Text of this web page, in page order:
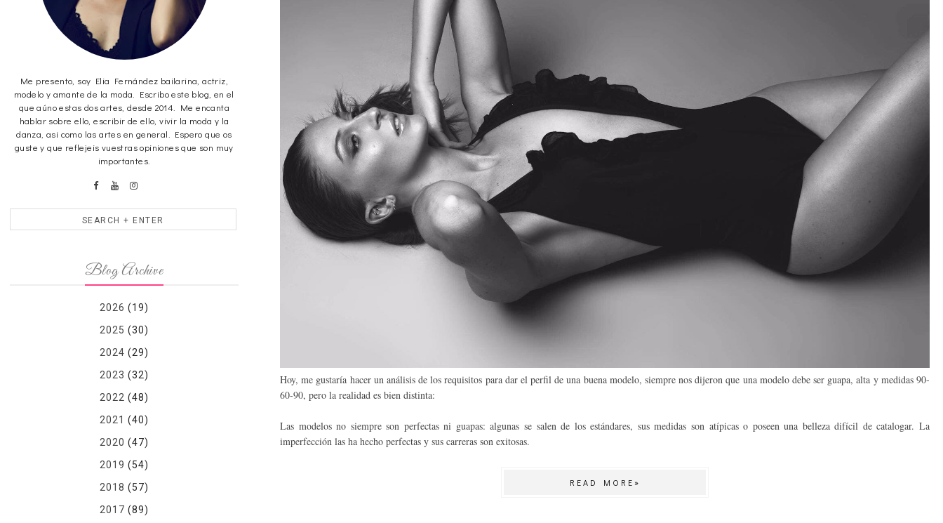
Hoy, me gustaría hacer un análisis de los requisitos para dar el perfil de una buena modelo, siempre nos dijeron que una modelo debe ser guapa, alta y medidas 90-
60-90, pero la realidad es bien distinta:
Las modelos no siempre son perfectas ni guapas: algunas se salen de los estándares, sus medidas son atípicas o poseen una belleza difícil de catalogar. La
imperfección las ha hecho perfectas y sus carreras son exitosas.
READ MORE»
Me presento, soy Elia Fernández bailarina, actriz,
modelo y amante de la moda. Escribo este blog, en el
que aúno estas dos artes, desde 2014. Me encanta
hablar sobre ello, escribir de ello, vivir la moda y la
danza, asi como las artes en general. Espero que os
guste y que reflejeis vuestras opiniones que son muy
importantes.
Blog Archive
2026 (19)
2025 (30)
2024 (29)
2023 (32)
2022 (48)
2021 (40)
2020 (47)
2019 (54)
2018 (57)
2017 (89)